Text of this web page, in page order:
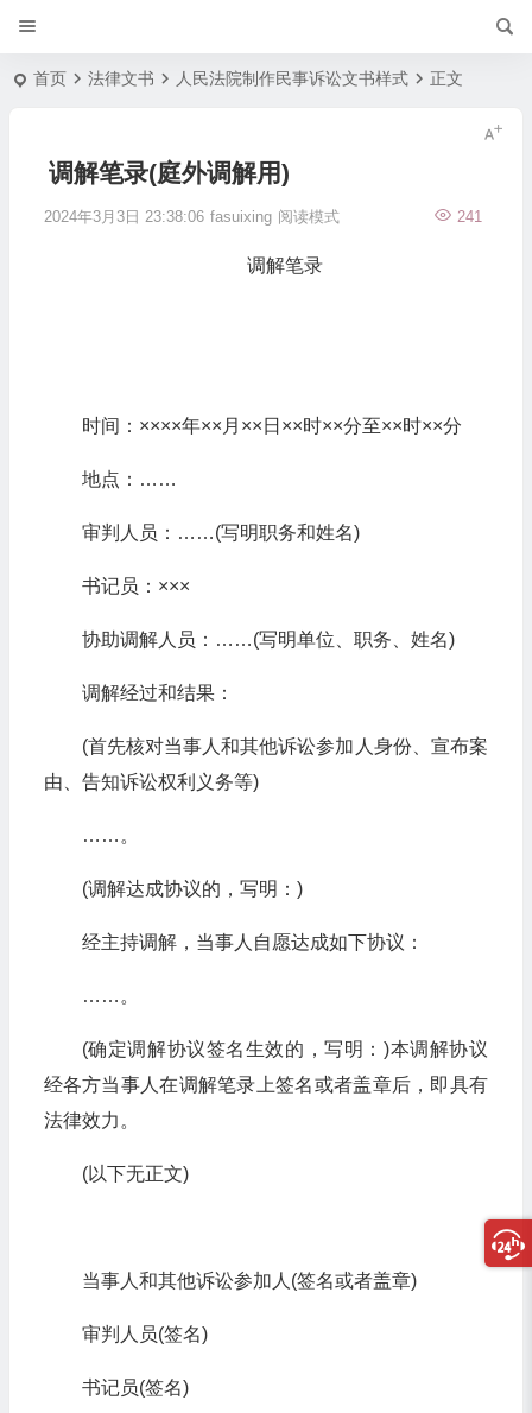
首页 法律文书 人民法院制作民事诉讼文书样式 正文
调解笔录(庭外调解用)
2024年3月3日 23:38:06 fasuixing 241
阅读模式
调解笔录
时间：××××年××月××日××时××分至××时××分
地点：……
审判人员：……(写明职务和姓名)
书记员：×××
协助调解人员：……(写明单位、职务、姓名)
调解经过和结果：
(首先核对当事人和其他诉讼参加人身份、宣布案
由、告知诉讼权利义务等)
……。
(调解达成协议的，写明：)
经主持调解，当事人自愿达成如下协议：
……。
(确定调解协议签名生效的，写明：)本调解协议
经各方当事人在调解笔录上签名或者盖章后，即具有
法律效力。
(以下无正文)
当事人和其他诉讼参加人(签名或者盖章)
审判人员(签名)
书记员(签名)